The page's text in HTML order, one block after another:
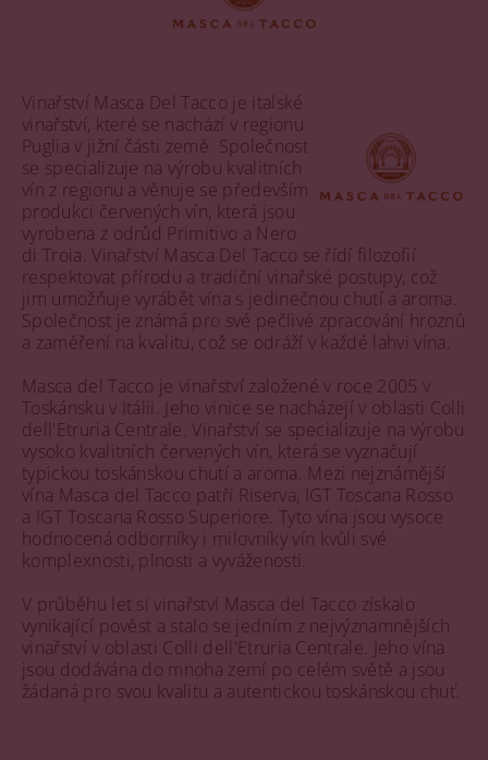
Vinařství Masca Del Tacco je italské
vinařství, které se nachází v regionu
Puglia v jižní části země. Společnost
se specializuje na výrobu kvalitních
vín z regionu a věnuje se především
produkci červených vín, která jsou
vyrobena z odrůd Primitivo a Nero
di Troia. Vinařství Masca Del Tacco se řídí filozofií
respektovat přírodu a tradiční vinařské postupy, což
jim umožňuje vyrábět vína s jedinečnou chutí a aroma.
Společnost je známá pro své pečlivé zpracování hroznů
a zaměření na kvalitu, což se odráží v každé lahvi vína.
Masca del Tacco je vinařství založené v roce 2005 v
Toskánsku v Itálii. Jeho vinice se nacházejí v oblasti Colli
dell'Etruria Centrale. Vinařství se specializuje na výrobu
vysoko kvalitních červených vín, která se vyznačují
typickou toskánskou chutí a aroma. Mezi nejznámější
vína Masca del Tacco patří Riserva, IGT Toscana Rosso
a IGT Toscana Rosso Superiore. Tyto vína jsou vysoce
hodnocená odborníky i milovníky vín kvůli své
komplexnosti, plnosti a vyváženosti.
V průběhu let si vinařství Masca del Tacco získalo
vynikající pověst a stalo se jedním z nejvýznamnějších
vinařství v oblasti Colli dell'Etruria Centrale. Jeho vína
jsou dodávána do mnoha zemí po celém světě a jsou
žádaná pro svou kvalitu a autentickou toskánskou chuť.